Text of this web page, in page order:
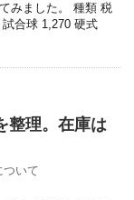
みました。 種類 税
合球 1,270 硬式
整理。在庫は
ついて